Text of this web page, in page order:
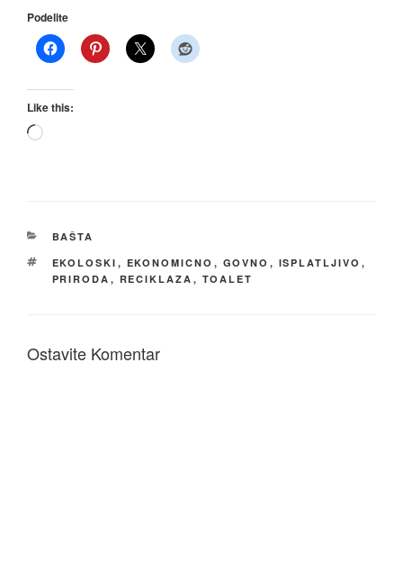
Podelite
Like this:
Loading…
КАТЕГОРИЈЕ
BAŠTA
ОЗНАКЕ
EKOLOSKI , EKONOMICNO , GOVNO , ISPLATLJIVO ,
PRIRODA , RECIKLAZA , TOALET
Ostavite Komentar